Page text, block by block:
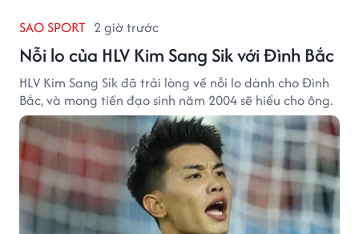
SAO SPORT 2 giờ trước
Nỗi lo của HLV Kim Sang Sik với Đình Bắc
HLV Kim Sang Sik đã trải lòng về nỗi lo dành cho Đình
Bắc, và mong tiền đạo sinh năm 2004 sẽ hiểu cho ông.